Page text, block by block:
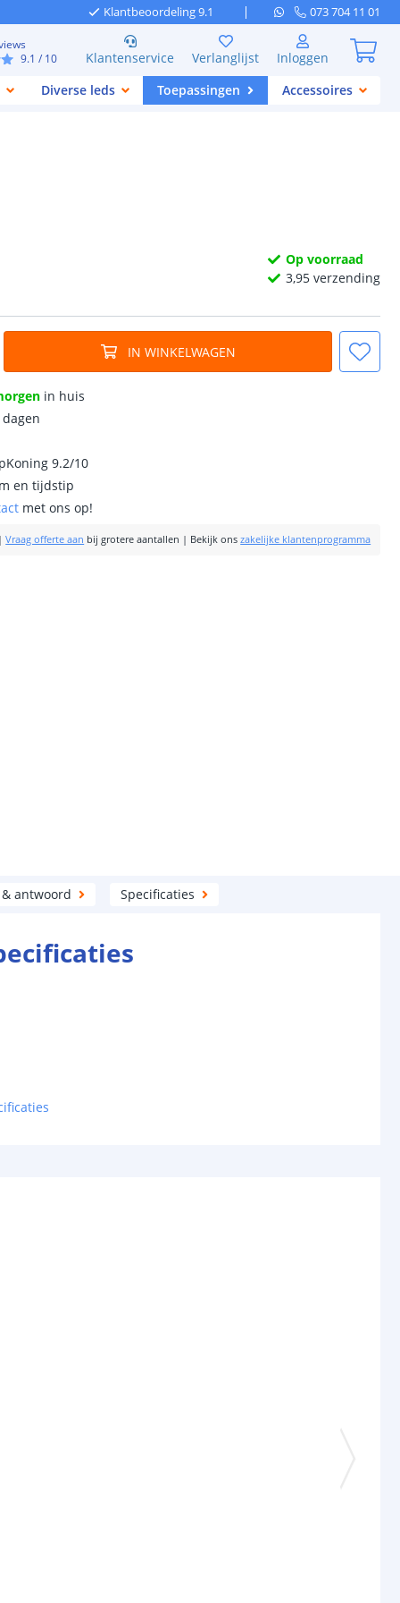
Klantbeoordeling 9.1 073 704 11 01
9.1 / 10 Klantenservice Verlanglijst
Inloggen
Diverse leds
Toepassingen Accessoires
Op voorraad
3,95 verzending
IN WINKELWAGEN
in huis
9.2/10
en tijdstip
met ons op!
Vraag offerte aan bij grotere aantallen | Bekijk ons zakelijke klantenprogramma
antwoord Specificaties